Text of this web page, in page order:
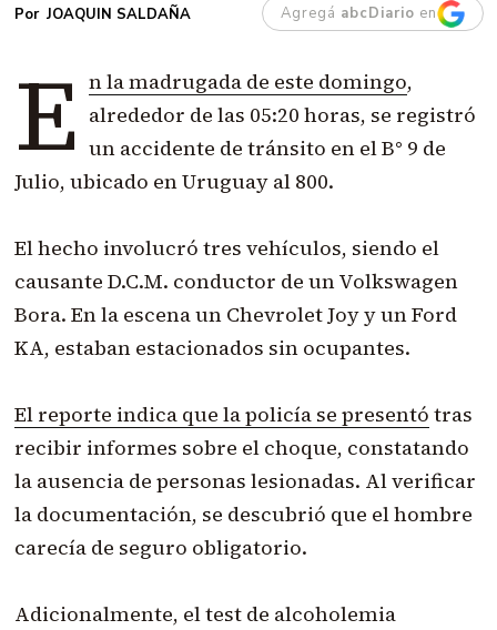
JOAQUIN SALDAÑA Agregá abcDiario en
E n la madrugada de este domingo,
alrededor de las 05:20 horas, se registró
un accidente de tránsito en el B° 9 de
Julio, ubicado en Uruguay al 800.
El hecho involucró tres vehículos, siendo el
causante D.C.M. conductor de un Volkswagen
Bora. En la escena un Chevrolet Joy y un Ford
KA, estaban estacionados sin ocupantes.
El reporte indica que la policía se presentó tras
recibir informes sobre el choque, constatando
la ausencia de personas lesionadas. Al verificar
la documentación, se descubrió que el hombre
carecía de seguro obligatorio.
Adicionalmente, el test de alcoholemia